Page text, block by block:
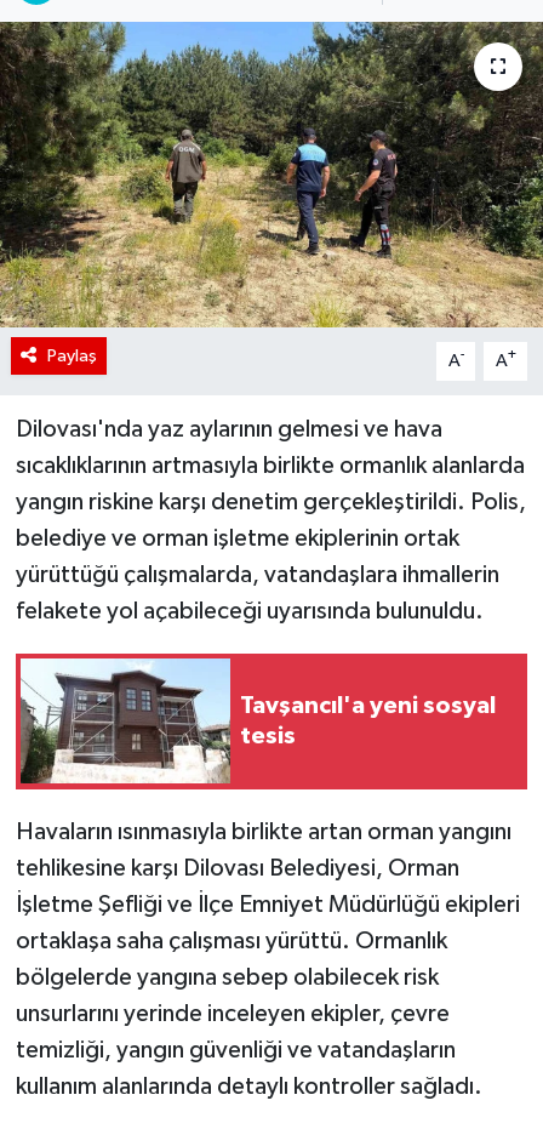
Paylaş A- A+
Dilovası'nda yaz aylarının gelmesi ve hava
sıcaklıklarının artmasıyla birlikte ormanlık alanlarda
yangın riskine karşı denetim gerçekleştirildi. Polis,
belediye ve orman işletme ekiplerinin ortak
yürüttüğü çalışmalarda, vatandaşlara ihmallerin
felakete yol açabileceği uyarısında bulunuldu.
Tavşancıl'a yeni sosyal
tesis
Havaların ısınmasıyla birlikte artan orman yangını
tehlikesine karşı Dilovası Belediyesi, Orman
İşletme Şefliği ve İlçe Emniyet Müdürlüğü ekipleri
ortaklaşa saha çalışması yürüttü. Ormanlık
bölgelerde yangına sebep olabilecek risk
unsurlarını yerinde inceleyen ekipler, çevre
temizliği, yangın güvenliği ve vatandaşların
kullanım alanlarında detaylı kontroller sağladı.